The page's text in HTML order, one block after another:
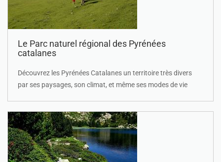
Le Parc naturel régional des Pyrénées
catalanes
Découvrez les Pyrénées Catalanes un territoire très divers
par ses paysages, son climat, et même ses modes de vie